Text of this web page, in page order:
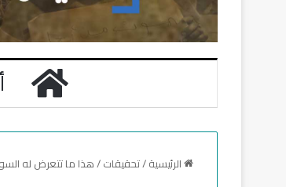
الرئيسية/تحقيقات/هذا ما تتعرض له